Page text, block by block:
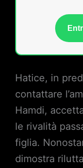
Hatice, in
contattare
Hamdi,
le rivalità
figlia.
dimostra